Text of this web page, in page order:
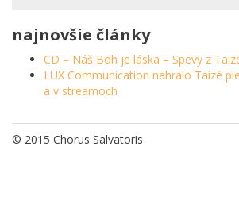
najnovšie články
CD – Náš Boh je láska – Spevy z
LUX Communication nahralo Taizé
a v streamoch
© 2015 Chorus Salvatoris